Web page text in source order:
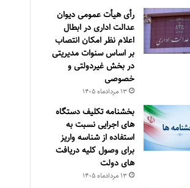
رأی هیأت عمومی دیوان
عدالت اداری در ابطال
اعلام نظر امکان انتصاب
بر اساس سنوات مدیریتی
در بخش غیردولتی و
خصوصی
۱۳ مرداد‌ماه ۱۴۰۵
بخشنامه تکلیف دستگاه
های اجرایی نسبت به
استفاده از شناسه واریز
برای وصول کلیه دریافت
های دولت
۱۳ مرداد‌ماه ۱۴۰۵